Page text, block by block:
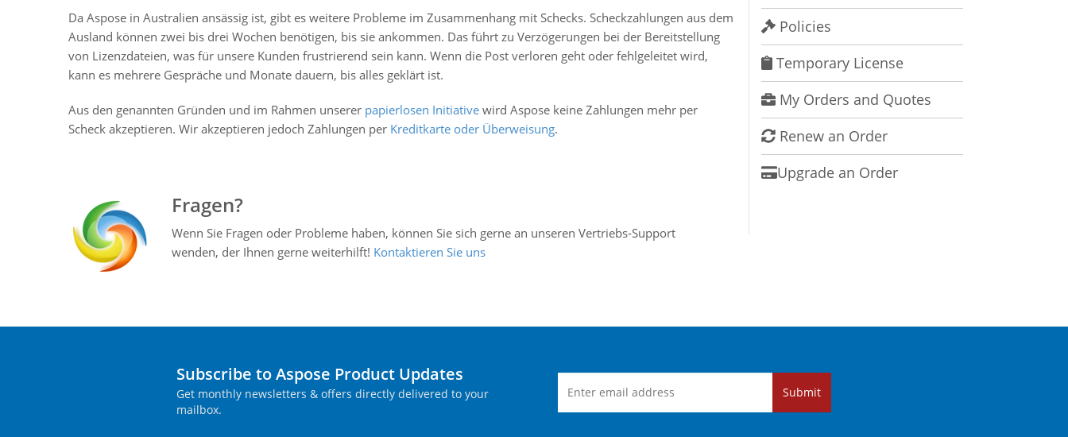
Policies
Temporary License
My Orders and Quotes
Renew an Order
Upgrade an Order
Da Aspose in Australien ansässig ist, gibt es weitere Probleme im Zusammenhang mit Schecks. Scheckzahlungen aus dem
Ausland können zwei bis drei Wochen benötigen, bis sie ankommen. Das führt zu Verzögerungen bei der Bereitstellung
von Lizenzdateien, was für unsere Kunden frustrierend sein kann. Wenn die Post verloren geht oder fehlgeleitet wird,
kann es mehrere Gespräche und Monate dauern, bis alles geklärt ist.
Aus den genannten Gründen und im Rahmen unserer papierlosen Initiative wird Aspose keine Zahlungen mehr per
Scheck akzeptieren. Wir akzeptieren jedoch Zahlungen per Kreditkarte oder Überweisung.
Fragen?
Wenn Sie Fragen oder Probleme haben, können Sie sich gerne an unseren Vertriebs‑Support
wenden, der Ihnen gerne weiterhilft! Kontaktieren Sie uns
Subscribe to Aspose Product Updates
Get monthly newsletters & offers directly delivered to your
mailbox.
Submit